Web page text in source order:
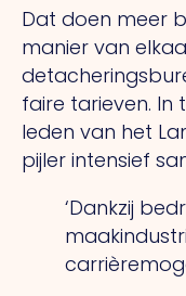
Dat doen meer
manier van
faire tarieven. In
leden van het
pijler intensief
‘Dankzij